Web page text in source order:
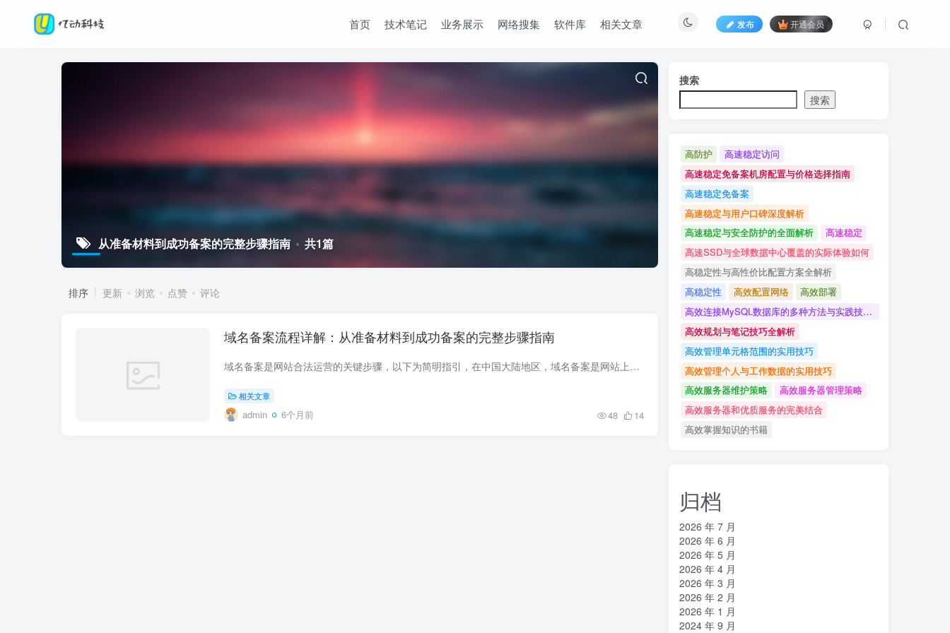
发布 开通会员
首页 技术笔记 业务展示 网络搜集 软件库 相关文章
从准备材料到成功备案的完整步骤指南 共1篇
排序 更新 浏览 点赞 评论
域名备案流程详解：从准备材料到成功备案的完整步骤指南
域名备案是网站合法运营的关键步骤，以下为简明指引，在中国大陆地区，域名备案是网站上线前不可或缺的法定程序，涉及多方审核与材料准备，本文将系统解析从前期准备到最终备案成功的完整流程，...
相关文章
admin 6个月前 48 14
搜索
搜索
高防护
高速稳定访问
高速稳定免备案机房配置与价格选择指南
高速稳定免备案
高速稳定与用户口碑深度解析
高速稳定与安全防护的全面解析
高速稳定
高速SSD与全球数据中心覆盖的实际体验如何
高稳定性与高性价比配置方案全解析
高稳定性
高效配置网络
高效部署
高效连接MySQL数据库的多种方法与实践技巧详解
高效规划与笔记技巧全解析
高效管理单元格范围的实用技巧
高效管理个人与工作数据的实用技巧
高效服务器维护策略
高效服务器管理策略
高效服务器和优质服务的完美结合
高效掌握知识的书籍
归档
2026 年 7 月
2026 年 6 月
2026 年 5 月
2026 年 4 月
2026 年 3 月
2026 年 2 月
2026 年 1 月
2024 年 9 月